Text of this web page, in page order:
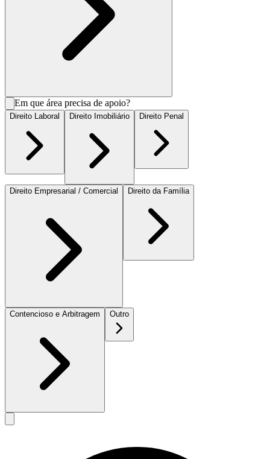
Em que área precisa de apoio?
Direito Laboral Direito Imobiliário Direito Penal
Direito Empresarial / Comercial Direito da Família
Contencioso e Arbitragem Outro